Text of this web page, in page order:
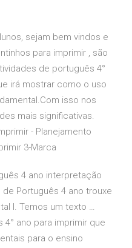
sejam bem vindos e
para imprimir , são
de português 4°
irá mostrar como o uso
isso nos
mais significativas.
- Planejamento
3-Marca
4 ano interpretação
Português 4 ano trouxe
I. Temos um texto …
ano para imprimir que
para o ensino